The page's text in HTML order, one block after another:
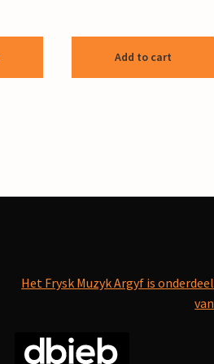
Add to cart
Het Frysk Muzyk Argyf is onderdeel
van